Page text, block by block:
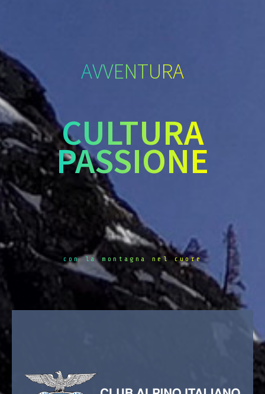
AVVENTURA
CULTURA
PASSIONE
con la montagna nel cuore